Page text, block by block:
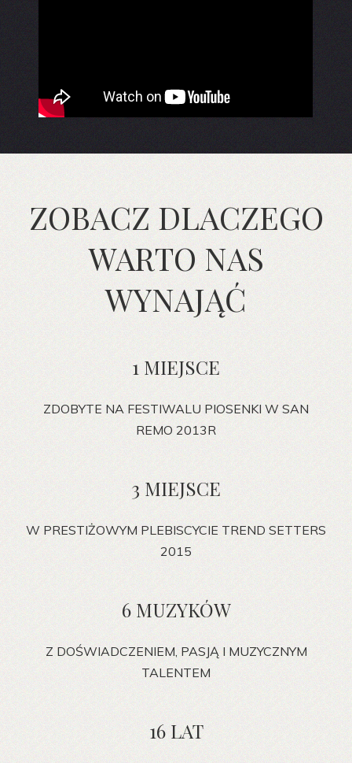
ZOBACZ DLACZEGO
WARTO NAS
WYNAJĄĆ
1 MIEJSCE
ZDOBYTE NA FESTIWALU PIOSENKI W SAN
REMO 2013R
3 MIEJSCE
W PRESTIŻOWYM PLEBISCYCIE TREND SETTERS
2015
6 MUZYKÓW
Z DOŚWIADCZENIEM, PASJĄ I MUZYCZNYM
TALENTEM
16 LAT